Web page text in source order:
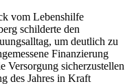
vom Lebenshilfe
schilderte den
um deutlich zu
Finanzierung
Versorgung sicherzustellen
des Jahres in Kraft